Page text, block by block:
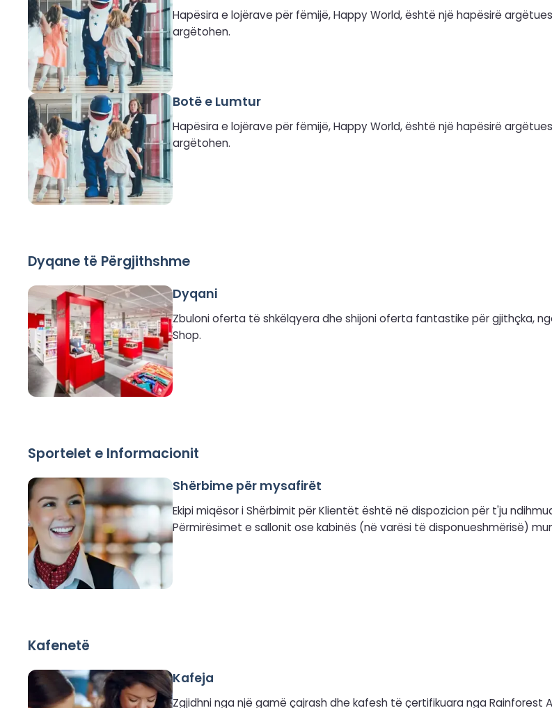
Hapësira e lojërave për fëmijë, Happy World, është një hapësirë
argëtohen.
Botë e Lumtur
Hapësira e lojërave për fëmijë, Happy World, është një hapësirë
argëtohen.
Dyqane të Përgjithshme
Dyqani
Zbuloni oferta të shkëlqyera dhe shijoni oferta fantastike për gjithçka,
Shop.
Sportelet e Informacionit
Shërbime për mysafirët
Ekipi miqësor i Shërbimit për Klientët është në dispozicion për t'ju
Përmirësimet e sallonit ose kabinës (në varësi të disponueshmërisë)
Kafenetë
Kafeja
Zgjidhni nga një gamë çajrash dhe kafesh të çertifikuara nga